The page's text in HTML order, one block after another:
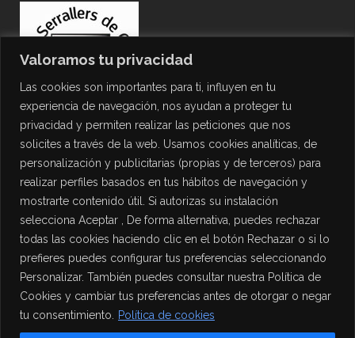
Valoramos tu privacidad
Las cookies son importantes para ti, influyen en tu
experiencia de navegación, nos ayudan a proteger tu
privacidad y permiten realizar las peticiones que nos
solicites a través de la web. Usamos cookies analíticas, de
personalización y publicitarias (propias y de terceros) para
realizar perfiles basados en tus hábitos de navegación y
mostrarte contenido útil. Si autorizas su instalación
selecciona Aceptar , De forma alternativa, puedes rechazar
todas las cookies haciendo clic en el botón Rechazar o si lo
prefieres puedes configurar tus preferencias seleccionando
Personalizar. También puedes consultar nuestra Política de
Cookies y cambiar tus preferencias antes de otorgar o negar
tu consentimiento.
Política de cookies
PROTECCIÓN DE DATOS
Política de Privacidad
Política de Cookies
Aviso Legal